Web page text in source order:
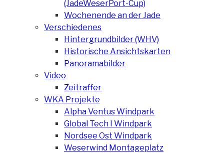
(JadeWeserPort-Cup)
Wochenende an der Jade
Verschiedenes
Hintergrundbilder (WHV)
Historische Ansichtskarten
Panoramabilder
Video
Zeitraffer
WKA Projekte
Alpha Ventus Windpark
Global Tech I Windpark
Nordsee Ost Windpark
Weserwind Montageplatz